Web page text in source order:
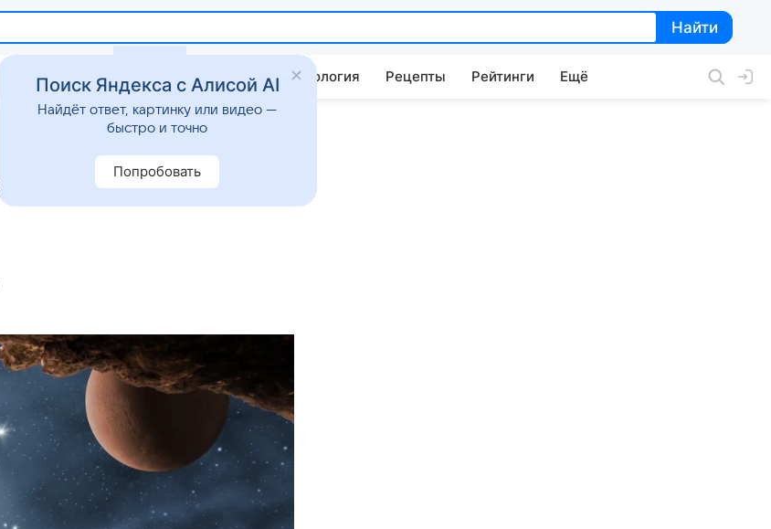
Найти
Найти
Дом Гороскопы Стиль жизни Психология Рецепты Рейтинги Ещё
Поиск Яндекса с Алисой AI
Найдёт ответ, картинку или видео —
быстро и точно
Попробовать